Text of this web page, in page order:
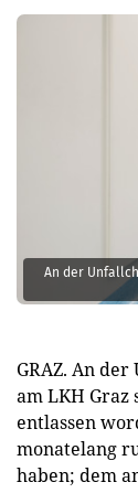
An der
GRAZ. An
am LKH
entlassen
monatelang
haben; dem